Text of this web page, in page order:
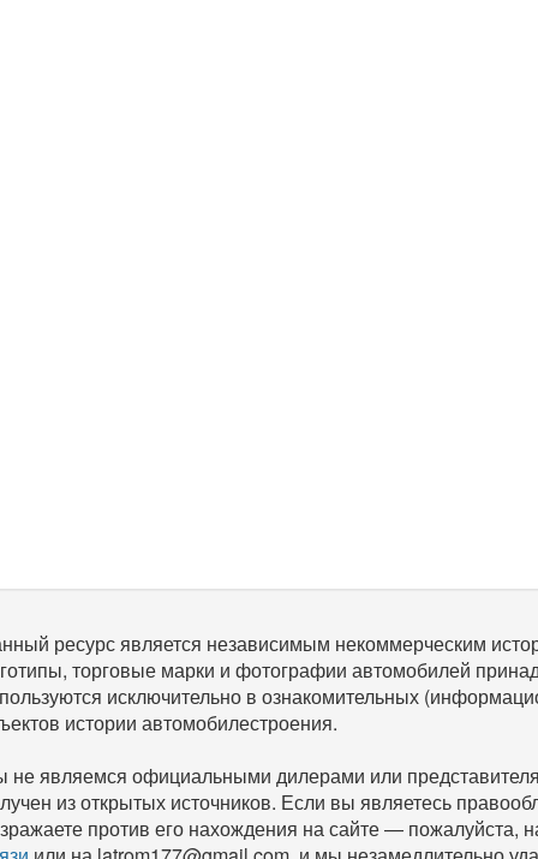
ресурс является независимым некоммерческим
торговые марки и фотографии автомобилей
исключительно в ознакомительных
истории автомобилестроения.
не являемся официальными дилерами или
из открытых источников. Если вы являетесь
против его нахождения на сайте — пожалуйста,